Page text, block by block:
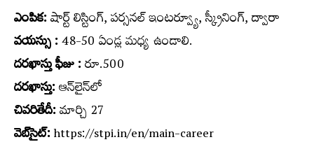
ఎంపిక:షార్ట్‌ లిస్టింగ్‌, పర్సనల్‌ ఇంటర్వ్యూ, స్క్రీనింగ్‌, ద్వారా
వయస్సు :48-50 ఏండ్ల మధ్య ఉండాలి.
దరఖాస్తు ఫీజు :రూ.500
దరఖాస్తు:ఆన్‌లైన్‌లో
చివరితేదీ:మార్చి 27
వెబ్‌సైట్‌:https://stpi.in/en/main-career